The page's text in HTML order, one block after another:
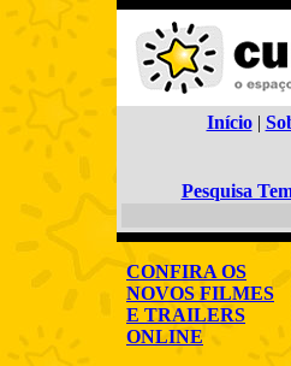
Início|
Pesquisa
CONFIRA OS
NOVOS FILMES
E TRAILERS
ONLINE